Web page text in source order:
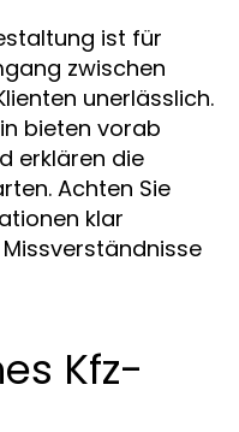
ist für
zwischen
unerlässlich.
bieten vorab
erklären die
Achten Sie
klar
Kfz-